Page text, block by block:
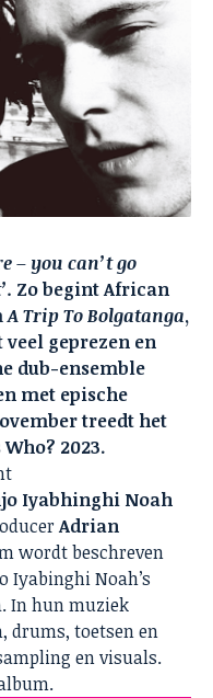
– you can’t go
Zo begint African
A Trip To Bolgatanga,
geprezen en
dub-ensemble
met epische
treedt het
2023.
Iyabhinghi Noah
Adrian
wordt beschreven
Iyabinghi Noah’s
In hun muziek
drums, toetsen en
en visuals.